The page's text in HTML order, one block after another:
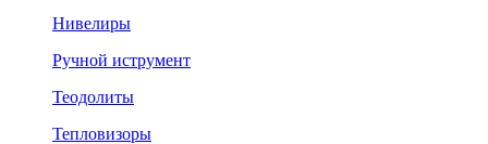
Нивелиры
Ручной иструмент
Теодолиты
Тепловизоры